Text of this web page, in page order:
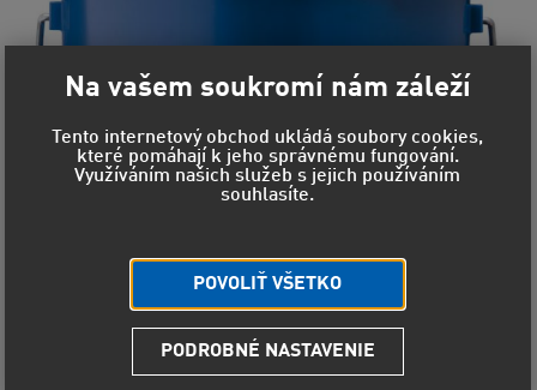
Na vašem soukromí nám záleží
Tento internetový obchod ukládá soubory cookies,
které pomáhají k jeho správnému fungování.
Využíváním našich služeb s jejich používáním
souhlasíte.
POVOLIŤ VŠETKO
PODROBNÉ NASTAVENIE